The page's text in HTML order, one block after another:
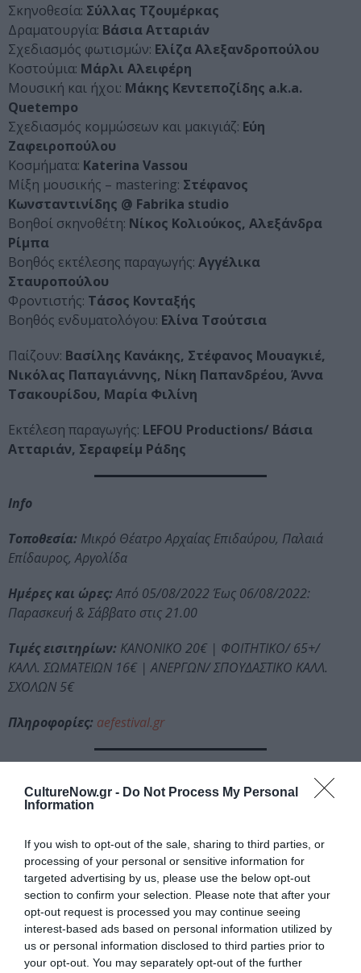
CultureNow.gr - Do Not Process My Personal
Information
If you wish to opt-out of the sale, sharing to third parties, or
processing of your personal or sensitive information for
targeted advertising by us, please use the below opt-out
section to confirm your selection. Please note that after your
opt-out request is processed you may continue seeing
interest-based ads based on personal information utilized by
us or personal information disclosed to third parties prior to
your opt-out. You may separately opt-out of the further
Σκηνοθεσία: Σύλλας Τζουμέρκας
Δραματουργία: Βάσια Ατταριάν
Σχεδιασμός φωτισμών: Ελίζα Αλεξανδροπούλου
Κοστούμια: Μάρλι Αλειφέρη
Μουσική και ήχοι: Μάκης Κεντεποζίδης a.k.a.
Quetempo
Σχεδιασμός κομμώσεων και μακιγιάζ: Εύη
Ζαφειροπούλου
Kοσμήματα: Katerina Vassou
Μίξη μουσικής – mastering: Στέφανος
Κωνσταντινίδης @ Fabrika studio
Βοηθοί σκηνοθέτη: Νίκος Κολιούκος, Αλεξάνδρα
Ρίμπα
Βοηθός εκτέλεσης παραγωγής: Αγγέλικα
Σταυροπούλου
Φροντιστής: Τάσος Κονταξής
Βοηθός ενδυματολόγου: Ελίνα Τσούτσια
Παίζουν: Βασίλης Κανάκης, Στέφανος Μουαγκιέ,
Νικόλας Παπαγιάννης, Νίκη Παπανδρέου, Άννα
Τσακουρίδου, Μαρία Φιλίνη
Εκτέλεση παραγωγής: LEFOU Productions/ Βάσια
Ατταριάν, Σεραφείμ Ράδης
Info
Τοποθεσία: Μικρό Θέατρο Αρχαίας Επιδαύρου, Παλαιά
Επίδαυρος, Αργολίδα
Ημέρες και ώρες:Από 05/08/2022 Έως 06/08/2022:
Παρασκευή & Σάββατο στις 21.00
Τιμές εισιτηρίων: ΚΑΝΟΝΙΚΟ 20€ | ΦΟΙΤΗΤΙΚΟ/ 65+/
ΚΑΛΛ. ΣΩΜΑΤΕΙΩΝ 16€ | ΑΝΕΡΓΩΝ/ ΣΠΟΥΔΑΣΤΙΚΟ ΚΑΛΛ.
ΣΧΟΛΩΝ 5€
Πληροφορίες: aefestival.gr
Photo & Video Credit: Culturenow.gr / Κυριάκος Μακαρονίδης
Φάκελος Βάνκαου, του Ηλία Μαγκλίνη σε σκηνοθεσία Σύλλα
Τζουμέρκα στο Μικρό Θέατρο Αρχαίας Επιδαύρου
Φεστιβάλ Αθηνών Επιδαύρου: Το Καλλιτεχνικό Πρόγραμμα
για το 2022
Ακολουθήστε το Culturenow.gr στοGoogle Newsκαι
μάθετε πρώτοι όλες τις ειδήσεις